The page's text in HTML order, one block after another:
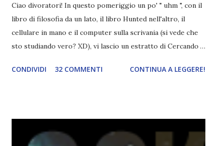
Ciao divoratori! In questo pomeriggio un po' " uhm ", con il
libro di filosofia da un lato, il libro Hunted nell'altro, il
cellulare in mano e il computer sulla scrivania (si vede che
sto studiando vero? XD), vi lascio un estratto di Cercando
costante nelle rubriche. Odiavo lo sport. Odiavo lo sport,
delle amicizie, così mi obbligò a entrare nella squadra dei
CONDIVIDI 32 COMMENTI CONTINUA A LEGGERE!